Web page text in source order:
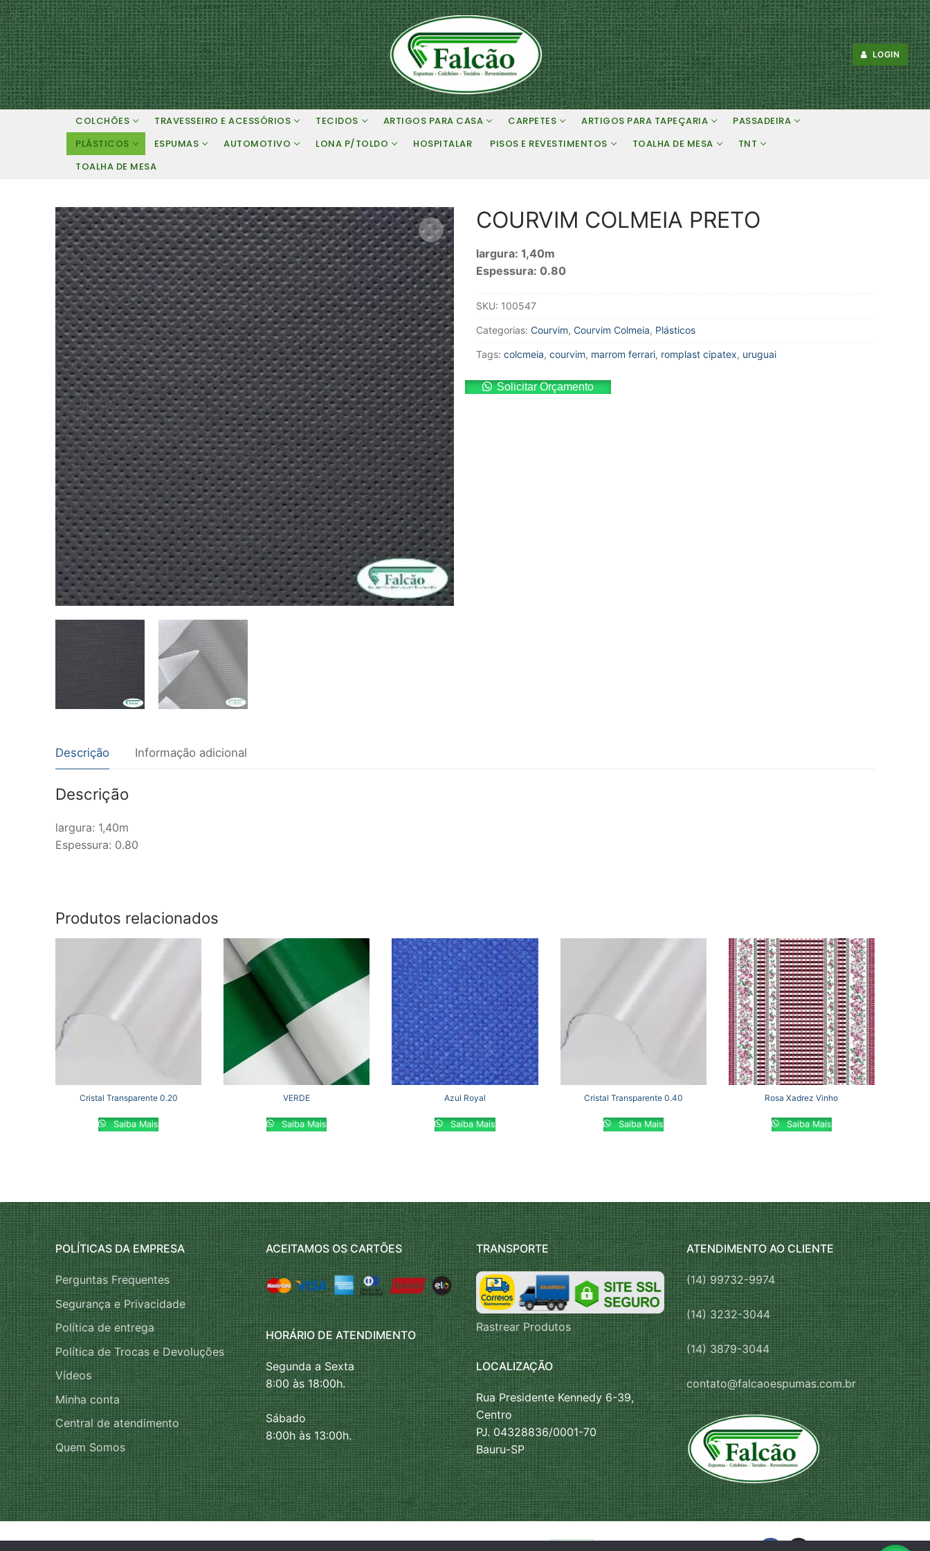
Pular
para
o
conteúdo
LOGIN
COLCHÕES TRAVESSEIRO E ACESSÓRIOS TECIDOS ARTIGOS PARA CASA CARPETES ARTIGOS PARA TAPEÇARIA
PASSADEIRA
PLÁSTICOS
ESPUMAS AUTOMOTIVO LONA P/TOLDO HOSPITALAR PISOS E REVESTIMENTOS TOALHA DE MESA
TNT
TOALHA DE MESA
COURVIM COLMEIA PRETO
largura: 1,40m
Espessura: 0.80
SKU: 100547
Categorias: Courvim, Courvim Colmeia, Plásticos
Tags: colcmeia, courvim, marrom ferrari, romplast cipatex, uruguai
Solicitar Orçamento
Descrição Informação adicional
Descrição
largura: 1,40m
Espessura: 0.80
Produtos relacionados
Cristal Transparente 0.20
Saiba Mais
VERDE
Saiba Mais
Azul Royal
Saiba Mais
Cristal Transparente 0.40
Saiba Mais
Rosa Xadrez Vinho
Saiba Mais
POLÍTICAS DA EMPRESA
Perguntas Frequentes
Segurança e Privacidade
Política de entrega
Política de Trocas e Devoluções
Vídeos
Minha conta
Central de atendimento
Quem Somos
ACEITAMOS OS CARTÕES
HORÁRIO DE ATENDIMENTO
Segunda a Sexta
8:00 às 18:00h.
Sábado
8:00h às 13:00h.
TRANSPORTE
Rastrear Produtos
LOCALIZAÇÃO
Rua Presidente Kennedy 6-39,
Centro
PJ. 04328836/0001-70
Bauru-SP
ATENDIMENTO AO CLIENTE
(14) 99732-9974
(14) 3232-3044
(14) 3879-3044
contato@falcaoespumas.com.br